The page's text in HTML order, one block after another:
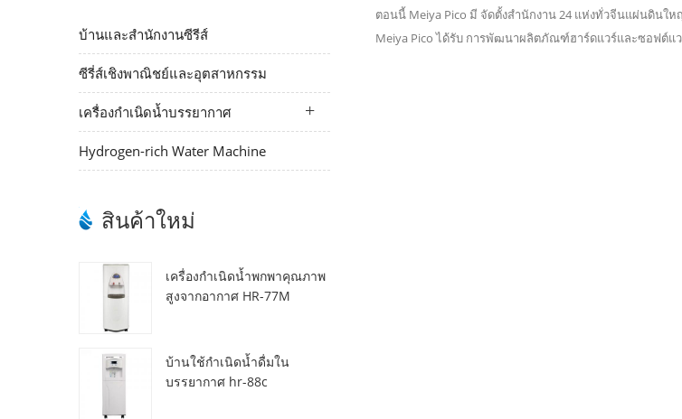
บ้านและสำนักงานซีรีส์
ซีรี่ส์เชิงพาณิชย์และอุตสาหกรรม
เครื่องกำเนิดน้ำบรรยากาศ
Hydrogen-rich Water Machine
สินค้าใหม่
เครื่องกำเนิดน้ำพกพาคุณภาพ
สูงจากอากาศ HR-77M
บ้านใช้กำเนิดน้ำดื่มใน
บรรยากาศ hr-88c
ตอนนี้ Meiya Pico มี จัดตั้งสำนักงาน 24 แห่งทั่วจีนแผ่นดินใ
Meiya Pico ได้รับ การพัฒนาผลิตภัณฑ์ฮาร์ดแวร์และซอฟต์